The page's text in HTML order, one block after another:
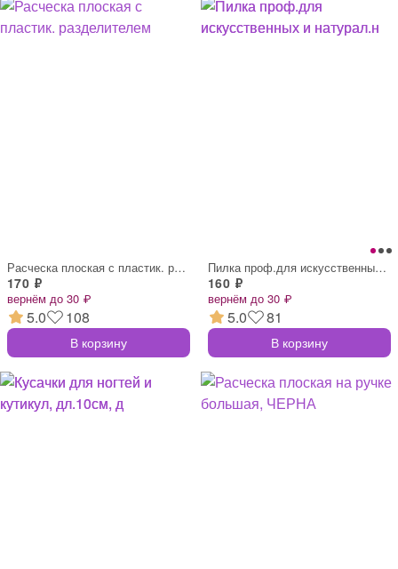
Расческа плоская с пластик. разделителем
170 ₽
вернём до 30 ₽
5.0 108
В корзину
Пилка проф.для искусственных и натурал.н
160 ₽
вернём до 30 ₽
5.0 81
В корзину